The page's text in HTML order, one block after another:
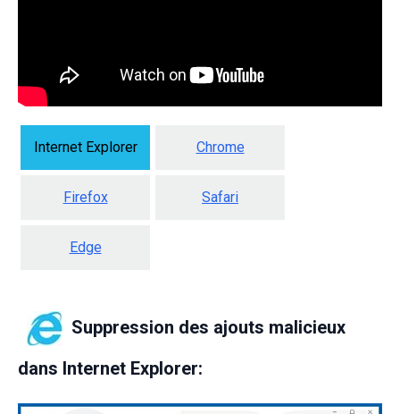
Internet Explorer Chrome
Firefox Safari
Edge
Suppression des ajouts malicieux
dans Internet Explorer: